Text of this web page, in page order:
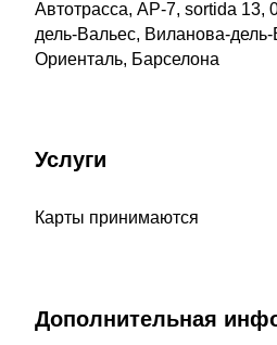
Автотрасса, AP-7, sortida 13,
дель-Вальес, Виланова-
Ориенталь, Барселона
Услуги
Карты принимаются
Дополнительная